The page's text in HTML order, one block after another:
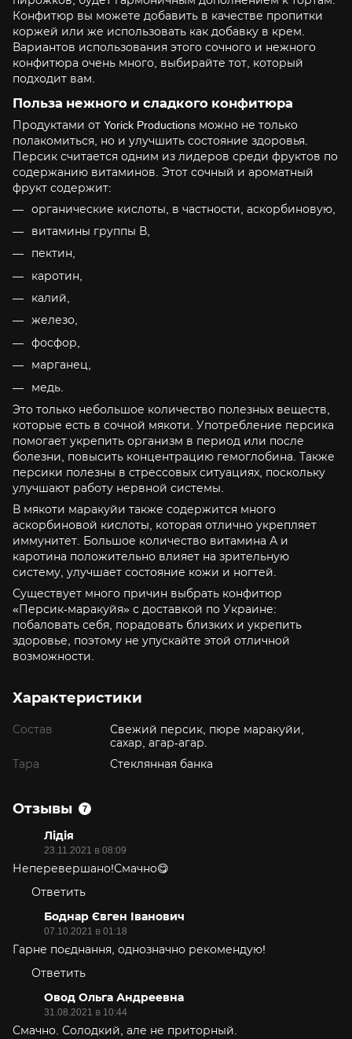
Конфитюр вы можете добавить в качестве пропитки
коржей или же использовать как добавку в крем.
Вариантов использования этого сочного и нежного
конфитюра очень много, выбирайте тот, который
подходит вам.
Польза нежного и сладкого конфитюра
Продуктами от Yorick Productions можно не только
полакомиться, но и улучшить состояние здоровья.
Персик считается одним из лидеров среди фруктов по
содержанию витаминов. Этот сочный и ароматный
фрукт содержит:
органические кислоты, в частности, аскорбиновую,
витамины группы В,
пектин,
каротин,
калий,
железо,
фосфор,
марганец,
медь.
Это только небольшое количество полезных веществ,
которые есть в сочной мякоти. Употребление персика
помогает укрепить организм в период или после
болезни, повысить концентрацию гемоглобина. Также
персики полезны в стрессовых ситуациях, поскольку
улучшают работу нервной системы.
В мякоти маракуйи также содержится много
аскорбиновой кислоты, которая отлично укрепляет
иммунитет. Большое количество витамина А и
каротина положительно влияет на зрительную
систему, улучшает состояние кожи и ногтей.
Существует много причин выбрать конфитюр
«Персик-маракуйя» с доставкой по Украине:
побаловать себя, порадовать близких и укрепить
здоровье, поэтому не упускайте этой отличной
возможности.
Характеристики
Состав
Свежий персик, пюре маракуйи,
сахар, агар-агар.
Тара
Стеклянная банка
Отзывы 7
Лідія
23.11.2021 в 08:09
Неперевершано!Смачно😋
Ответить
Боднар Євген Іванович
07.10.2021 в 01:18
Гарне поєднання, однозначно рекомендую!
Ответить
Овод Ольга Андреевна
31.08.2021 в 10:44
Смачно. Солодкий, але не приторный.